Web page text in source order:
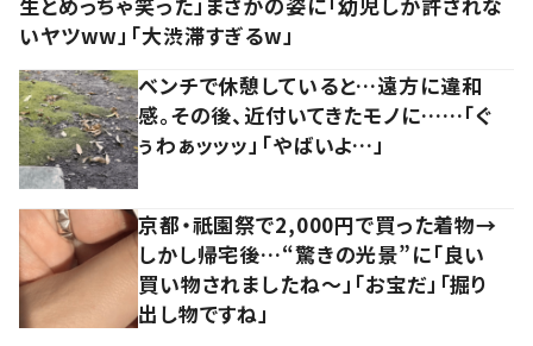
いヤツww」「大渋滞すぎるw」
ベンチで休憩していると…遠方に違和
感。その後、近付いてきたモノに……「ぐ
ぅわぁッッッ」「やばいよ…」
京都・祇園祭で2,000円で買った着物→
しかし帰宅後…“驚きの光景”に「良い
買い物されましたね～」「お宝だ」「掘り
出し物ですね」